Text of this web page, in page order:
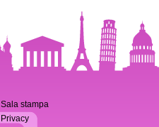
Sala stampa
Privacy